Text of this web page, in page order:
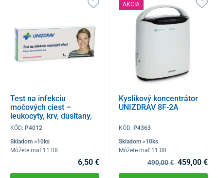
Test na infekciu
močových ciest –
leukocyty, krv, dusitany,
bielkoviny, 1 ks
KÓD: P4012
Skladom >10ks
Môžete mať 11.08
6,50 €
AKCIA
Kyslíkový koncentrátor
UNIZDRAV 8F-2A
KÓD: P4363
Skladom >10ks
Môžete mať 11.08
490,00 € 459,00 €